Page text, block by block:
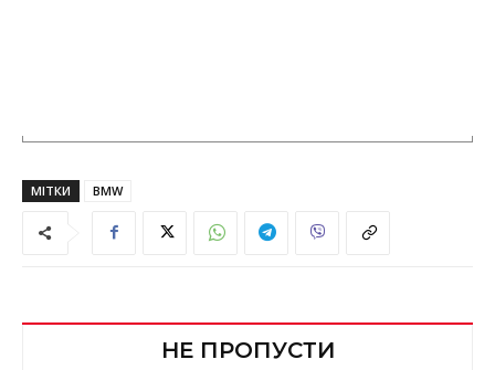
МІТКИ BMW
НЕ ПРОПУСТИ